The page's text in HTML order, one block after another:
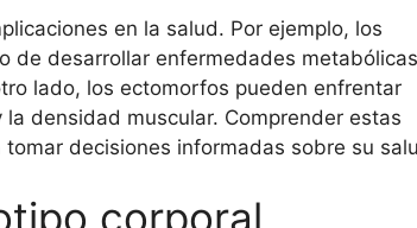
en la salud. Por ejemplo, los
de desarrollar enfermedades
lado, los ectomorfos pueden enfrentar
densidad muscular. Comprender estas
decisiones informadas sobre su
corporal